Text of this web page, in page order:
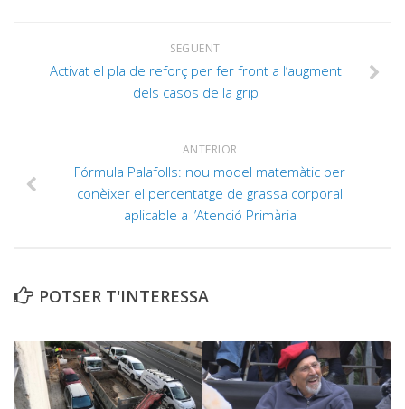
SEGÜENT
Activat el pla de reforç per fer front a l’augment
dels casos de la grip
ANTERIOR
Fórmula Palafolls: nou model matemàtic per
conèixer el percentatge de grassa corporal
aplicable a l’Atenció Primària
POTSER T'INTERESSA